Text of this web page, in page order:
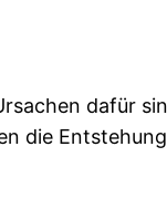
dafür
die